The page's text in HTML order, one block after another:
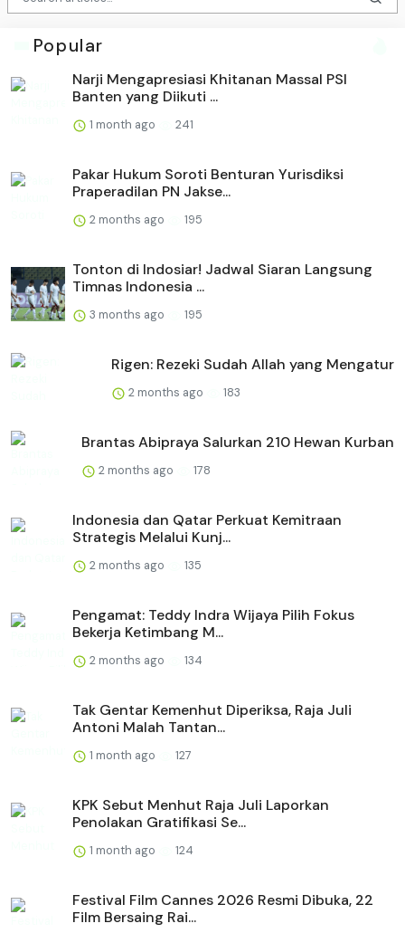
Popular
Narji Mengapresiasi Khitanan Massal PSI
Banten yang Diikuti ...
1 month ago 241
Pakar Hukum Soroti Benturan Yurisdiksi
Praperadilan PN Jakse...
2 months ago 195
Tonton di Indosiar! Jadwal Siaran Langsung
Timnas Indonesia ...
3 months ago 195
Rigen: Rezeki Sudah Allah yang Mengatur
2 months ago 183
Brantas Abipraya Salurkan 210 Hewan Kurban
2 months ago 178
Indonesia dan Qatar Perkuat Kemitraan
Strategis Melalui Kunj...
2 months ago 135
Pengamat: Teddy Indra Wijaya Pilih Fokus
Bekerja Ketimbang M...
2 months ago 134
Tak Gentar Kemenhut Diperiksa, Raja Juli
Antoni Malah Tantan...
1 month ago 127
KPK Sebut Menhut Raja Juli Laporkan
Penolakan Gratifikasi Se...
1 month ago 124
Festival Film Cannes 2026 Resmi Dibuka, 22
Film Bersaing Rai...